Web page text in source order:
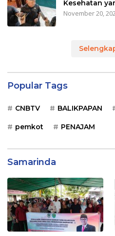
Kesehatan
November 20,
Popular Tags
CNBTV BALIKPAPAN
pemkot PENAJAM
Samarinda